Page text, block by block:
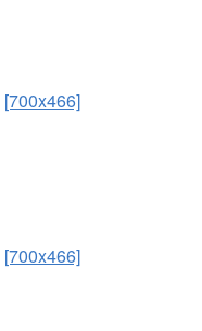
[700x466]
[700x466]